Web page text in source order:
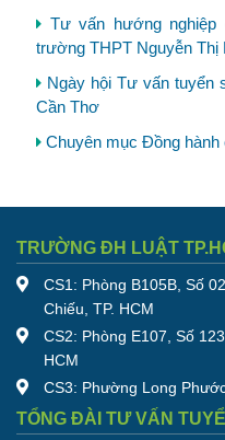
Tư vấn hướng nghiệp
trường THPT Nguyễn Thị
Ngày hội Tư vấn tuyển
Cần Thơ
Chuyên mục Đồng hành
TRƯỜNG ĐH LUẬT
CS1: Phòng B105B, Số
Chiếu, TP. HCM
CS2: Phòng E107, Số
HCM
CS3: Phường Long
TỔNG ĐÀI TƯ VẤN